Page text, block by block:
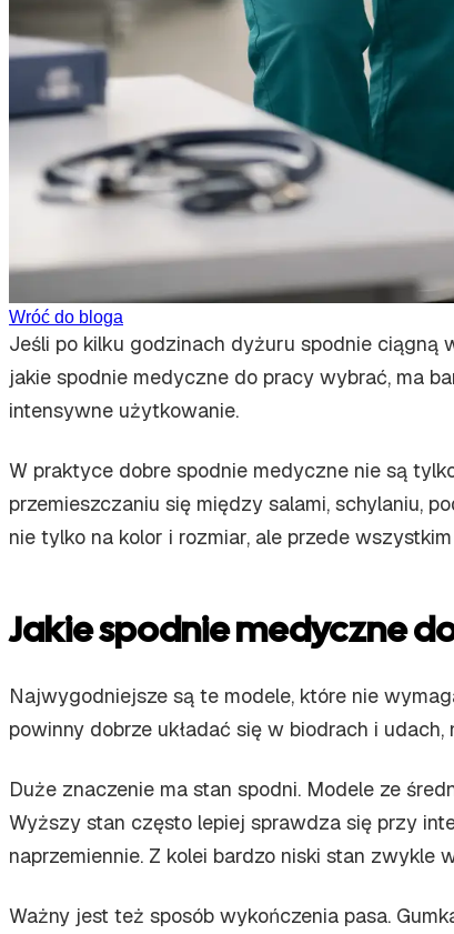
Wróć do bloga
Jeśli po kilku godzinach dyżuru spodnie ciągną
jakie spodnie medyczne do pracy wybrać, ma
intensywne użytkowanie.
W praktyce dobre spodnie medyczne nie są
przemieszczaniu się między salami, schylaniu,
nie tylko na kolor i rozmiar, ale przede
Jakie spodnie medyczne
Najwygodniejsze są te modele, które nie
powinny dobrze układać się w biodrach i
Duże znaczenie ma stan spodni. Modele ze
Wyższy stan często lepiej sprawdza się przy
naprzemiennie. Z kolei bardzo niski stan
Ważny jest też sposób wykończenia pasa.